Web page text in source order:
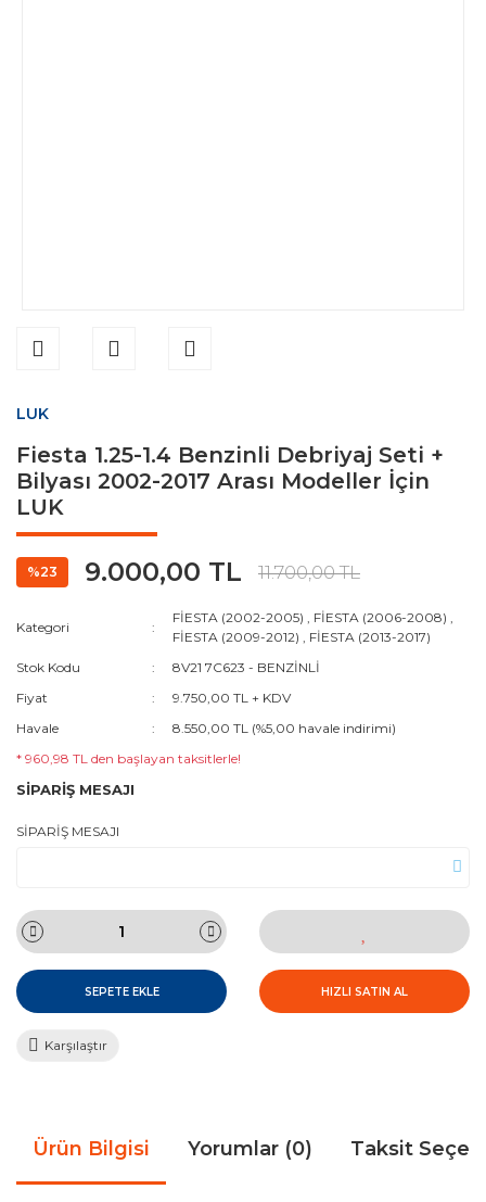
LUK
Fiesta 1.25-1.4 Benzinli Debriyaj Seti +
Bilyası 2002-2017 Arası Modeller İçin
LUK
%23 9.000,00 TL 11.700,00 TL
Kategori
FİESTA (2002-2005) , FİESTA (2006-2008) ,
FİESTA (2009-2012) , FİESTA (2013-2017)
Stok Kodu
8V21 7C623 - BENZİNLİ
Fiyat
9.750,00 TL + KDV
Havale
8.550,00 TL (%5,00 havale indirimi)
* 960,98 TL den başlayan taksitlerle!
SİPARİŞ MESAJI
SİPARİŞ MESAJI
SEPETE EKLE HIZLI SATIN AL
Karşılaştır
Ürün Bilgisi Yorumlar (0) Taksit